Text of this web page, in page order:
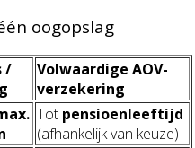
oogopslag
/
Volwaardige AOV-
verzekering
Tot pensioenleeftijd
(afhankelijk van keuze)